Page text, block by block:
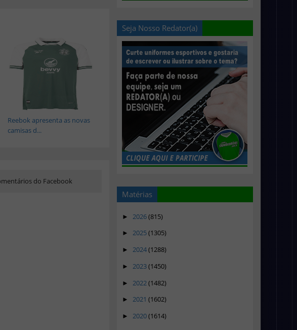
Reebok apresenta as novas
camisas d...
do Facebook
Seja Nosso Redator(a)
Matérias
► 2026(815)
► 2025(1305)
► 2024(1288)
► 2023(1450)
► 2022(1482)
► 2021 (1602)
► 2020(1614)